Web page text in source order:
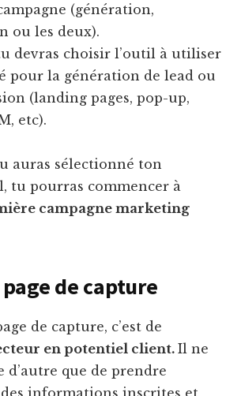
(génération,
ou les deux).
devras choisir l’outil à utiliser
pour la génération de lead ou
(landing pages, pop-up,
etc).
auras sélectionné ton
tu pourras commencer à
campagne marketing
de capture
de capture, c’est de
en potentiel client.Il ne
que de prendre
des informations inscrites et